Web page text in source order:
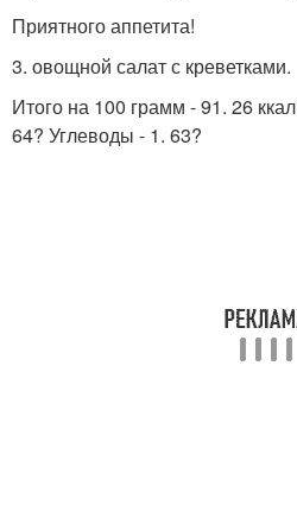
Приятного аппетита!
3. овощной салат с креветками.
Итого на 100 грамм - 91. 26
64? Углеводы - 1. 63?